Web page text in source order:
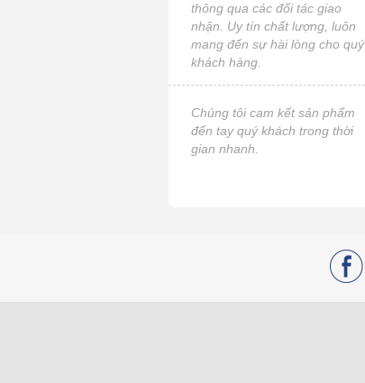
thông qua các đối tác giao
nhận. Uy tín chất lượng, luôn
mang đến sự hài lòng cho quý
khách hàng.
Chúng tôi cam kết sản phẩm
đến tay quý khách trong thời
gian nhanh.